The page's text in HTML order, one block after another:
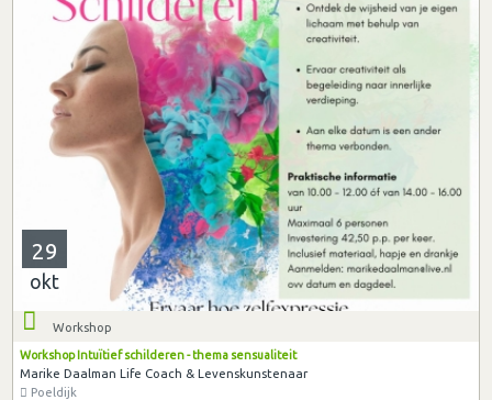
29
okt
Workshop
Workshop Intuïtief schilderen - thema sensualiteit
Marike Daalman Life Coach & Levenskunstenaar
Poeldijk